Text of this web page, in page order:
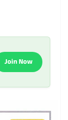
Join Now